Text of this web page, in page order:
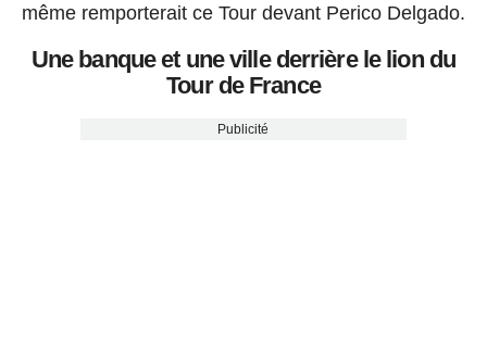
même remporterait ce Tour devant Perico Delgado.
Une banque et une ville derrière le lion du
Tour de France
Publicité